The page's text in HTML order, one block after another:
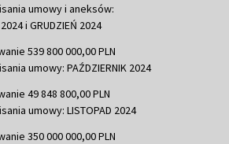
umowy i aneksów:
i GRUDZIEŃ 2024
539 800 000,00 PLN
umowy: PAŹDZIERNIK 2024
49 848 800,00 PLN
umowy: LISTOPAD 2024
350 000 000,00 PLN